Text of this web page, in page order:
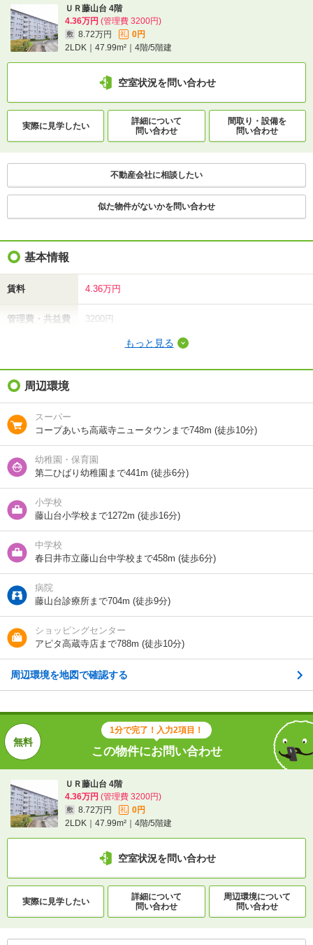
ＵＲ藤山台 4階
4.36万円 (管理費 3200円)
敷 8.72万円 礼
0円
2LDK｜47.99m²｜4階/5階建
空室状況を問い合わせ
実際に見学したい
詳細について
問い合わせ
間取り・設備を
問い合わせ
不動産会社に相談したい
似た物件がないかを問い合わせ
基本情報
賃料 4.36万円
管理費・共益費 3200円
礼金（敷引・償
却金）
間取り / 専有面
積
2LDK/47.99m²
種別 / 構造 マンション
総戸数 40戸
向き
住所 愛知県春日井市藤山台３
地図を見る
交通 ＪＲ中央本線/高蔵寺駅 バス8分 (バス停)烏洞橋 歩6分
1分で完了！入力2項目！
この物件にお問い合わせ
ＵＲ藤山台 4階
4.36万円 (管理費 3200円)
敷 8.72万円 礼
0円
2LDK｜47.99m²｜4階/5階建
空室状況を問い合わせ
実際に見学したい
詳細について
問い合わせ
間取り・設備を
問い合わせ
もっと見る
周辺環境
スーパー
コープあいち高蔵寺ニュータウンまで748m (徒歩10分)
幼稚園・保育園
第二ひばり幼稚園まで441m (徒歩6分)
小学校
藤山台小学校まで1272m (徒歩16分)
中学校
春日井市立藤山台中学校まで458m (徒歩6分)
病院
藤山台診療所まで704m (徒歩9分)
ショッピングセンター
アピタ高蔵寺店まで788m (徒歩10分)
周辺環境を地図で確認する
1分で完了！入力2項目！
この物件にお問い合わせ
ＵＲ藤山台 4階
4.36万円 (管理費 3200円)
敷 8.72万円 礼
0円
2LDK｜47.99m²｜4階/5階建
空室状況を問い合わせ
実際に見学したい
詳細について
問い合わせ
周辺環境について
問い合わせ